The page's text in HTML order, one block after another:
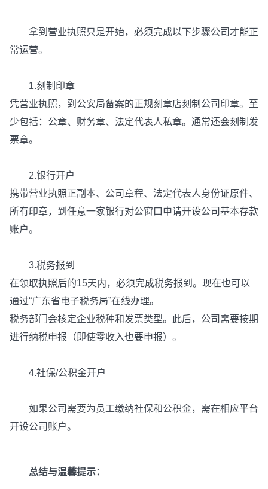
拿到营业执照只是开始，必须完成以下步骤公司才能正
常运营。
1.刻制印章
凭营业执照，到公安局备案的正规刻章店刻制公司印章。至
少包括：公章、财务章、法定代表人私章。通常还会刻制发
票章。
2.银行开户
携带营业执照正副本、公司章程、法定代表人身份证原件、
所有印章，到任意一家银行对公窗口申请开设公司基本存款
账户。
3.税务报到
在领取执照后的15天内，必须完成税务报到。现在也可以
通过“广东省电子税务局”在线办理。
税务部门会核定企业税种和发票类型。此后，公司需要按期
进行纳税申报（即使零收入也要申报）。
4.社保/公积金开户
如果公司需要为员工缴纳社保和公积金，需在相应平台
开设公司账户。
总结与温馨提示：